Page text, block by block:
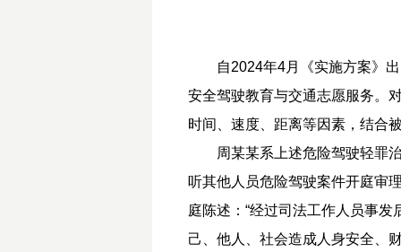
自2024年4月《实施方案》
安全驾驶教育与交通志愿服务。
时间、速度、距离等因素，结合
周某某系上述危险驾驶轻罪
听其他人员危险驾驶案件开庭审
庭陈述：“经过司法工作人员事
己、他人、社会造成人身安全、